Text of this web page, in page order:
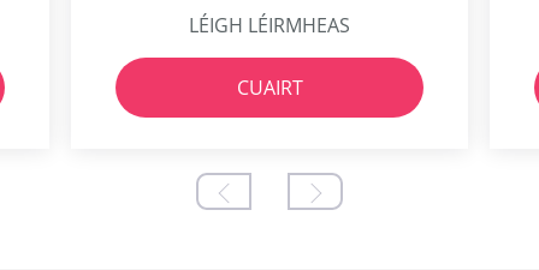
LÉIGH LÉIRMHEAS
CUAIRT